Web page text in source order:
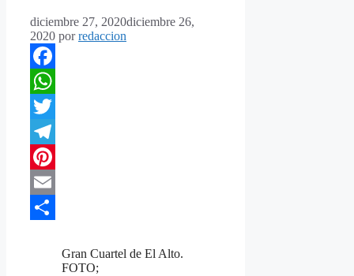
diciembre 27, 2020diciembre 26,
2020 porredaccion
Facebook
WhatsApp
Twitter
Telegram
Pinterest
Email
Gran Cuartel de El Alto.
FOTO;